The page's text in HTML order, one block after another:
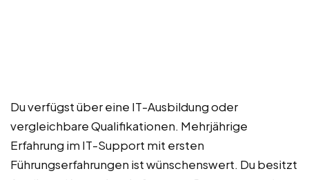
Du verfügst über eine IT-Ausbildung oder
vergleichbare Qualifikationen. Mehrjährige
Erfahrung im IT-Support mit ersten
Führungserfahrungen ist wünschenswert. Du besitzt